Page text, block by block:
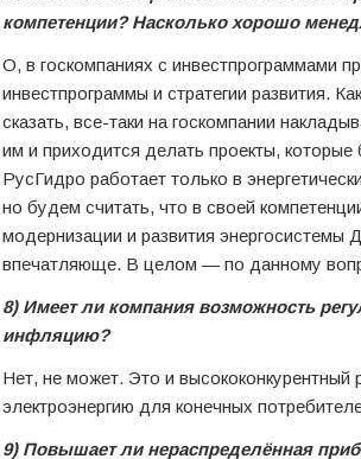
компетенции? Насколько хорошо
О, в госкомпаниях с инвестпрограммами
инвестпрограммы и стратегии развития.
сказать, все-таки на госкомпании
им и приходится делать проекты,
РусГидро работает только в
но будем считать, что в своей
модернизации и развития энергосистемы
впечатляюще. В целом — по данному
8) Имеет ли компания возможность
инфляцию?
Нет, не может. Это и высококонкурентный
электроэнергию для конечных
9) Повышает ли нераспределённая